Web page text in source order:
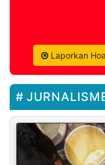
Laporkan